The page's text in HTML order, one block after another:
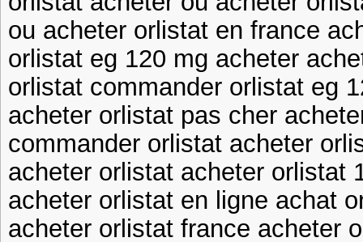
ou acheter orlistat en france
orlistat eg 120 mg acheter
orlistat commander orlistat eg
acheter orlistat pas cher
commander orlistat acheter
acheter orlistat acheter orlistat
acheter orlistat en ligne achat
acheter orlistat france acheter